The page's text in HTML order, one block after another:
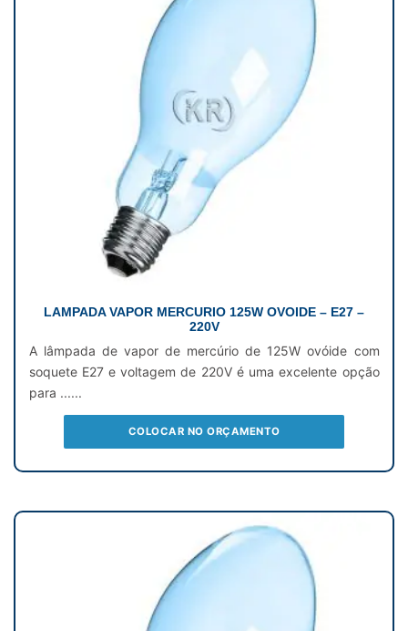
LAMPADA VAPOR MERCURIO 125W OVOIDE – E27 –
220V
A lâmpada de vapor de mercúrio de 125W ovóide com
soquete E27 e voltagem de 220V é uma excelente opção
para ......
COLOCAR NO ORÇAMENTO